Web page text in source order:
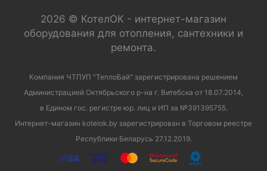
2026 © КотелОК - интернет-магазин
оборудования для отопления, сантехники и
ремонта.
Компания ЧТПУП "ТеплоБай" зарегистрирована решением
Администрацией Октябрьского р-на г. Витебска от 18.07.2014,
в Едином гос. регистре юр. лиц и ИП за №391395755.
Интернет-магазин kotelok.by зарегистрирован в Торговом реестре
Республики Беларусь 27.12.2019.